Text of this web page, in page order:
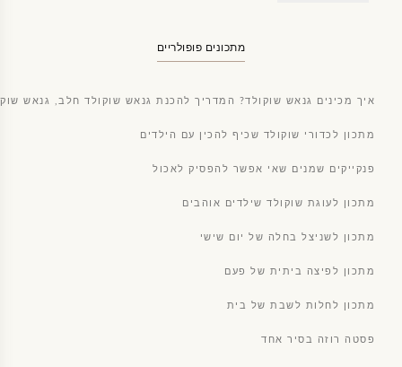
מתכונים פופולריים
איך מכינים גנאש שוקולד? המדריך להכנת גנאש שוקולד חלב, גנאש
מתכון לכדורי שוקולד שכיף להכין עם הילדים
פנקייקים שמנים שאי אפשר להפסיק לאכול
מתכון לעוגת שוקולד שילדים אוהבים
מתכון לשניצל בחלה של יום שישי
מתכון לפיצה ביתית של פעם
מתכון לחלות לשבת של בית
פסטה רוזה בסיר אחד